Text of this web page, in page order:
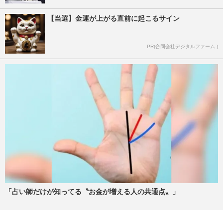
【当選】金運が上がる直前に起こるサイン
PR(合同会社デジタルファーム )
「占い師だけが知ってる〝お金が増える人の共通点〟」